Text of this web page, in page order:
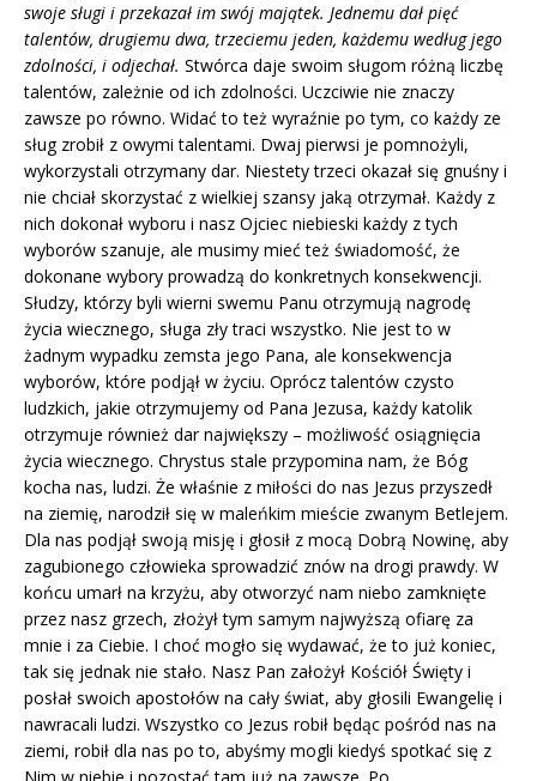
swoje sługi i przekazał im swój majątek. Jednemu dał pięć
talentów, drugiemu dwa, trzeciemu jeden, każdemu według jego
zdolności, i odjechał. Stwórca daje swoim sługom różną liczbę
talentów, zależnie od ich zdolności. Uczciwie nie znaczy
zawsze po równo. Widać to też wyraźnie po tym, co każdy ze
sług zrobił z owymi talentami. Dwaj pierwsi je pomnożyli,
wykorzystali otrzymany dar. Niestety trzeci okazał się gnuśny i
nie chciał skorzystać z wielkiej szansy jaką otrzymał. Każdy z
nich dokonał wyboru i nasz Ojciec niebieski każdy z tych
wyborów szanuje, ale musimy mieć też świadomość, że
dokonane wybory prowadzą do konkretnych konsekwencji.
Słudzy, którzy byli wierni swemu Panu otrzymują nagrodę
życia wiecznego, sługa zły traci wszystko. Nie jest to w
żadnym wypadku zemsta jego Pana, ale konsekwencja
wyborów, które podjął w życiu. Oprócz talentów czysto
ludzkich, jakie otrzymujemy od Pana Jezusa, każdy katolik
otrzymuje również dar największy – możliwość osiągnięcia
życia wiecznego. Chrystus stale przypomina nam, że Bóg
kocha nas, ludzi. Że właśnie z miłości do nas Jezus przyszedł
na ziemię, narodził się w maleńkim mieście zwanym Betlejem.
Dla nas podjął swoją misję i głosił z mocą Dobrą Nowinę, aby
zagubionego człowieka sprowadzić znów na drogi prawdy. W
końcu umarł na krzyżu, aby otworzyć nam niebo zamknięte
przez nasz grzech, złożył tym samym najwyższą ofiarę za
mnie i za Ciebie. I choć mogło się wydawać, że to już koniec,
tak się jednak nie stało. Nasz Pan założył Kościół Święty i
posłał swoich apostołów na cały świat, aby głosili Ewangelię i
nawracali ludzi. Wszystko co Jezus robił będąc pośród nas na
ziemi, robił dla nas po to, abyśmy mogli kiedyś spotkać się z